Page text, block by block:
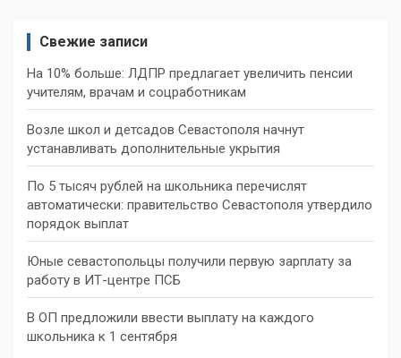
Свежие записи
На 10% больше: ЛДПР предлагает увеличить пенсии
учителям, врачам и соцработникам
Возле школ и детсадов Севастополя начнут
устанавливать дополнительные укрытия
По 5 тысяч рублей на школьника перечислят
автоматически: правительство Севастополя утвердило
порядок выплат
Юные севастопольцы получили первую зарплату за
работу в ИТ-центре ПСБ
В ОП предложили ввести выплату на каждого
школьника к 1 сентября